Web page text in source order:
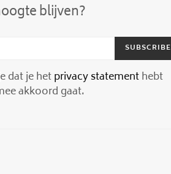
blijven?
SUBSCRIBE
dat je hetprivacy statementhebt
akkoord gaat.